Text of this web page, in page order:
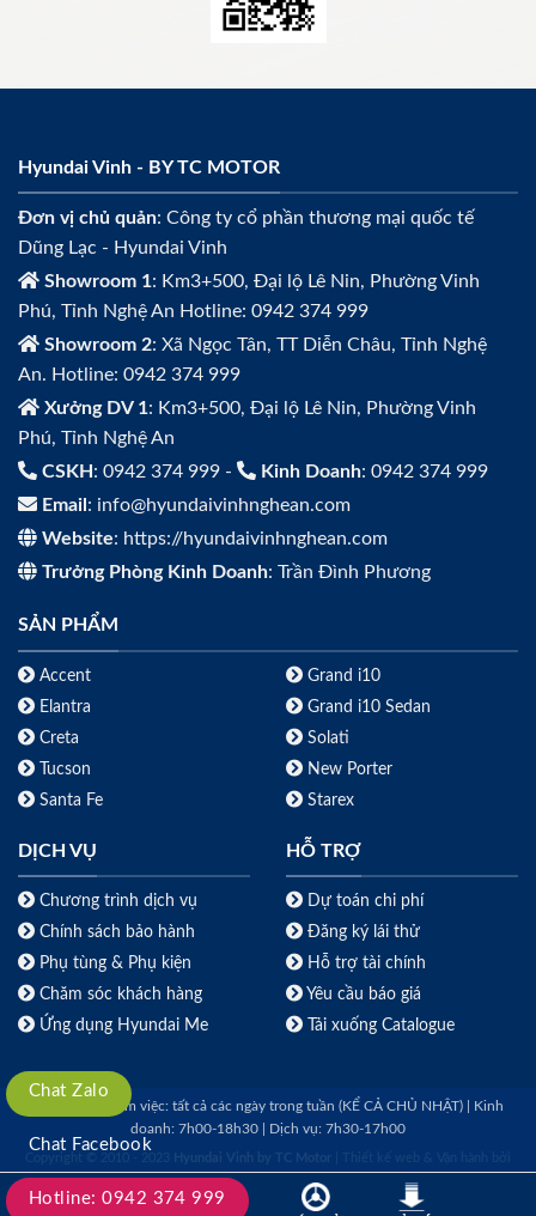
Hyundai Vinh - BY TC MOTOR
Đơn vị chủ quản: Công ty cổ phần thương mại quốc tế
Dũng Lạc - Hyundai Vinh
Showroom 1: Km3+500, Đại lộ Lê Nin, Phường Vinh
Phú, Tỉnh Nghệ An Hotline: 0942 374 999
Showroom 2: Xã Ngọc Tân, TT Diễn Châu, Tỉnh Nghệ
An. Hotline: 0942 374 999
Xưởng DV 1: Km3+500, Đại lộ Lê Nin, Phường Vinh
Phú, Tỉnh Nghệ An
CSKH : 0942 374 999 - Kinh Doanh: 0942 374 999
Email : info@hyundaivinhnghean.com
Website: https://hyundaivinhnghean.com
Trưởng Phòng Kinh Doanh: Trần Đình Phương
SẢN PHẨM
Accent
Elantra
Creta
Tucson
Santa Fe
Grand i10
Grand i10 Sedan
Solati
New Porter
Starex
DỊCH VỤ
Chương trình dịch vụ
Chính sách bảo hành
Phụ tùng & Phụ kiện
Chăm sóc khách hàng
Ứng dụng Hyundai Me
HỖ TRỢ
Dự toán chi phí
Đăng ký lái thử
Hỗ trợ tài chính
Yêu cầu báo giá
Tải xuống Catalogue
Thời gian làm việc: tất cả các ngày trong tuần (KỂ CẢ CHỦ NHẬT) | Kinh
doanh: 7h00-18h30 | Dịch vụ: 7h30-17h00
Copyright © 2010 - 2023 Hyundai Vinh by TC Motor
| Thiết kế web & Vận hành bởi
TDP MEDIA
Chat Zalo
Chat Facebook
Hotline: 0942 374 999